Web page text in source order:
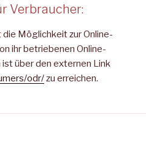
Verbraucher:
Möglichkeit zur Online-
ihr betriebenen Online-
über den externen Link
odr/zu erreichen.